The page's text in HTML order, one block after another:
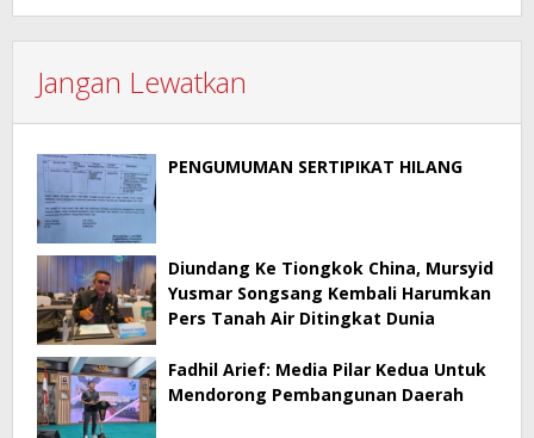
Jangan Lewatkan
PENGUMUMAN SERTIPIKAT HILANG
Diundang Ke Tiongkok China, Mursyid
Yusmar Songsang Kembali Harumkan
Pers Tanah Air Ditingkat Dunia
Fadhil Arief: Media Pilar Kedua Untuk
Mendorong Pembangunan Daerah